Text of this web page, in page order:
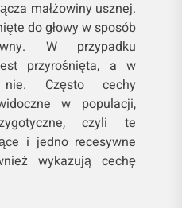
małżowiny usznej.
do głowy w sposób
W przypadku
przyrośnięta, a w
nie. Często cechy
w populacji,
czyli te
i jedno recesywne
wykazują cechę